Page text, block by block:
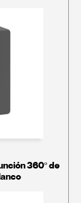
360º de